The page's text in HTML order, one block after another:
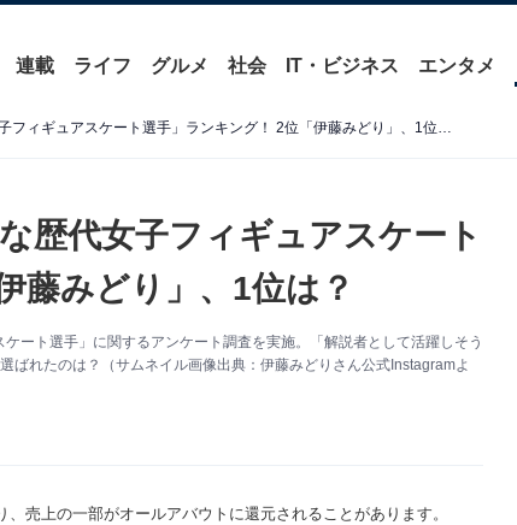
連載 ライフ グルメ 社会 IT・ビジネス エンタメ
「解説者として活躍しそうな歴代女子フィギュアスケート選手」ランキング！ 2位「伊藤みどり」、1位は？
歴代女子フィギュアスケート
藤みどり」、1位は？
ート選手」に関するアンケート調査を実施。「解説者として活躍しそう
れたのは？（サムネイル画像出典：伊藤みどりさん公式Instagramよ
売上の一部がオールアバウトに還元されることがあります。